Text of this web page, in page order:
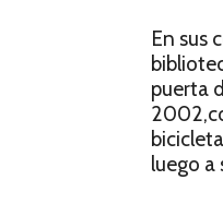
En sus
puerta
luego a